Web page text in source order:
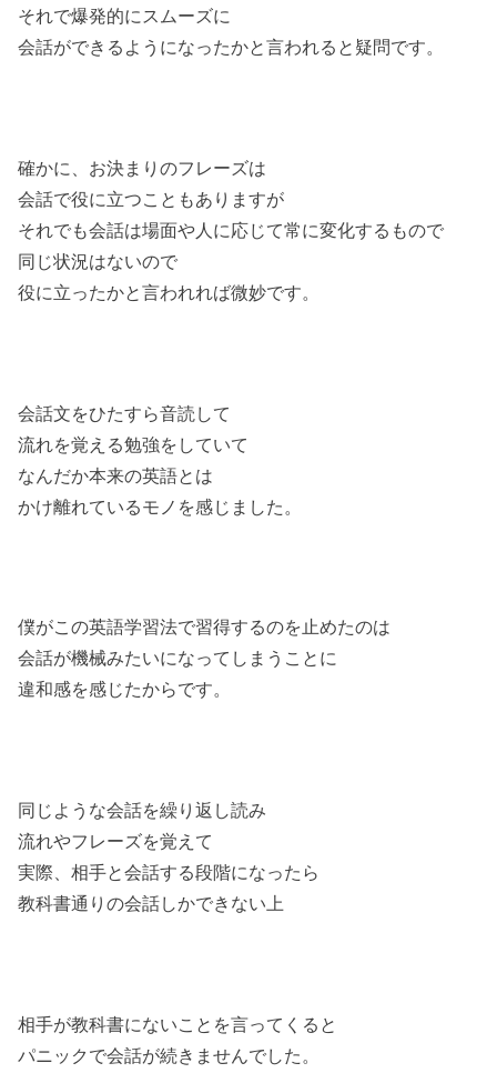
それで爆発的にスムーズに
会話ができるようになったかと言われると 疑問です。
確かに、お決まりのフレーズは
会話で役に立つこともありますが
それでも会話は場面や人に応じて常に変化するもので
同じ状況はないので
役に立ったかと言われれば微妙です。
会話文をひたすら音読して
流れを覚える勉強をしていて
なんだか本来の英語とは
かけ離れているモノを感じました。
僕がこの英語学習法で習得するのを止めたのは
会話が機械みたいになってしまうことに
違和感を感じたからです。
同じような会話を繰り返し読み
流れやフレーズを覚えて
実際、相手と会話する段階になったら
教科書通りの会話しかできない上
相手が教科書にないことを言ってくると
パニックで会話が続きませんでした。